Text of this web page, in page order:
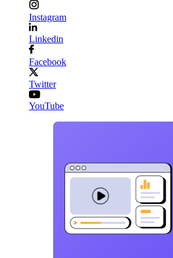
Instagram
Linkedin
Facebook
Twitter
YouTube